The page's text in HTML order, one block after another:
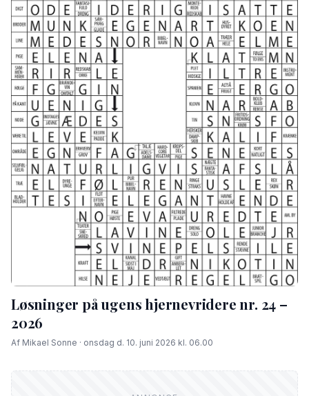
Løsninger på ugens hjernevridere nr. 24 –
2026
Af Mikael Sonne · onsdag d. 10. juni 2026 kl. 06.00